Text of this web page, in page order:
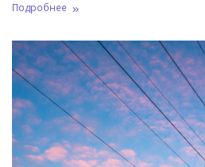
Подробнее